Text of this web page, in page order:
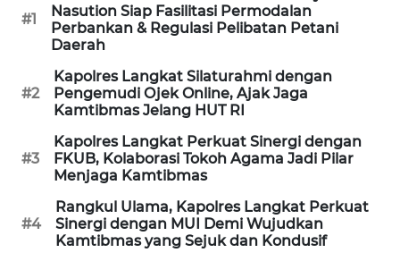
#1
Nasution Siap Fasilitasi Permodalan
Perbankan & Regulasi Pelibatan Petani
Daerah
#2
Kapolres Langkat Silaturahmi dengan
Pengemudi Ojek Online, Ajak Jaga
Kamtibmas Jelang HUT RI
#3
Kapolres Langkat Perkuat Sinergi dengan
FKUB, Kolaborasi Tokoh Agama Jadi Pilar
Menjaga Kamtibmas
#4
Rangkul Ulama, Kapolres Langkat Perkuat
Sinergi dengan MUI Demi Wujudkan
Kamtibmas yang Sejuk dan Kondusif
BERAMPU
NEWS
ANUGERAH
NEWS
AKHLAK
ID
PERAPKI
NEWS